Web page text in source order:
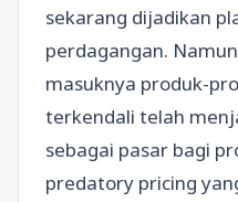
sekarang dijadikan
perdagangan.
masuknya produk-
terkendali telah
sebagai pasar bagi
predatory pricing